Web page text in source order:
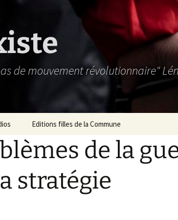
de mouvement révolutionnaire"
Editions filles de la Commune
de la
stratégie